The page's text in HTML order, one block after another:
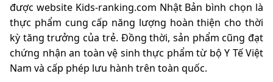
được website Kids-ranking.com Nhật Bản bình chọn là
thực phẩm cung cấp năng lượng hoàn thiện cho thời
kỳ tăng trưởng của trẻ. Đồng thời, sản phẩm cũng đạt
chứng nhận an toàn vệ sinh thực phẩm từ bộ Y Tế Việt
Nam và cấp phép lưu hành trên toàn quốc.